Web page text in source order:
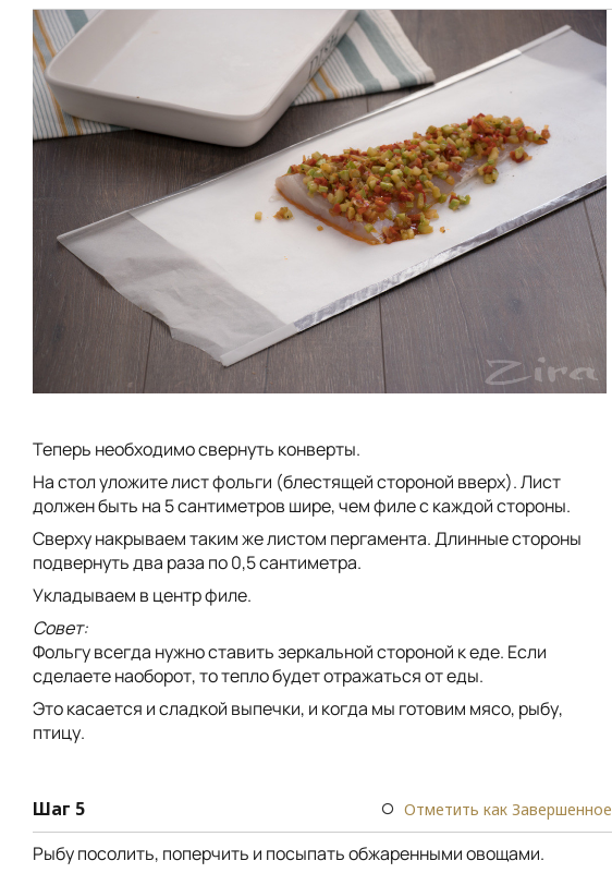
Теперь необходимо свернуть конверты.
На стол уложите лист фольги (блестящей стороной вверх). Лист
должен быть на 5 сантиметров шире, чем филе с каждой стороны.
Сверху накрываем таким же листом пергамента. Длинные стороны
подвернуть два раза по 0,5 сантиметра.
Укладываем в центр филе.
Совет:
Фольгу всегда нужно ставить зеркальной стороной к еде. Если
сделаете наоборот, то тепло будет отражаться от еды.
Это касается и сладкой выпечки, и когда мы готовим мясо, рыбу,
птицу.
Шаг 5 Отметить как Завершенное
Рыбу посолить, поперчить и посыпать обжаренными овощами.